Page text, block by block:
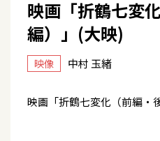
映画「折鶴七変
編）」(大映)
映像 中村 玉緒
映画「折鶴七変化（前編・